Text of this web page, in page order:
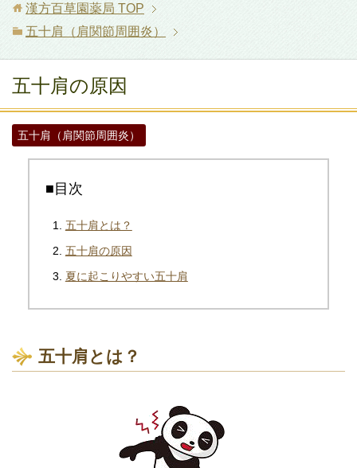
漢方百草園薬局 TOP
五十肩（肩関節周囲炎）
五十肩の原因
五十肩（肩関節周囲炎）
■目次
五十肩とは？
五十肩の原因
夏に起こりやすい五十肩
五十肩とは？